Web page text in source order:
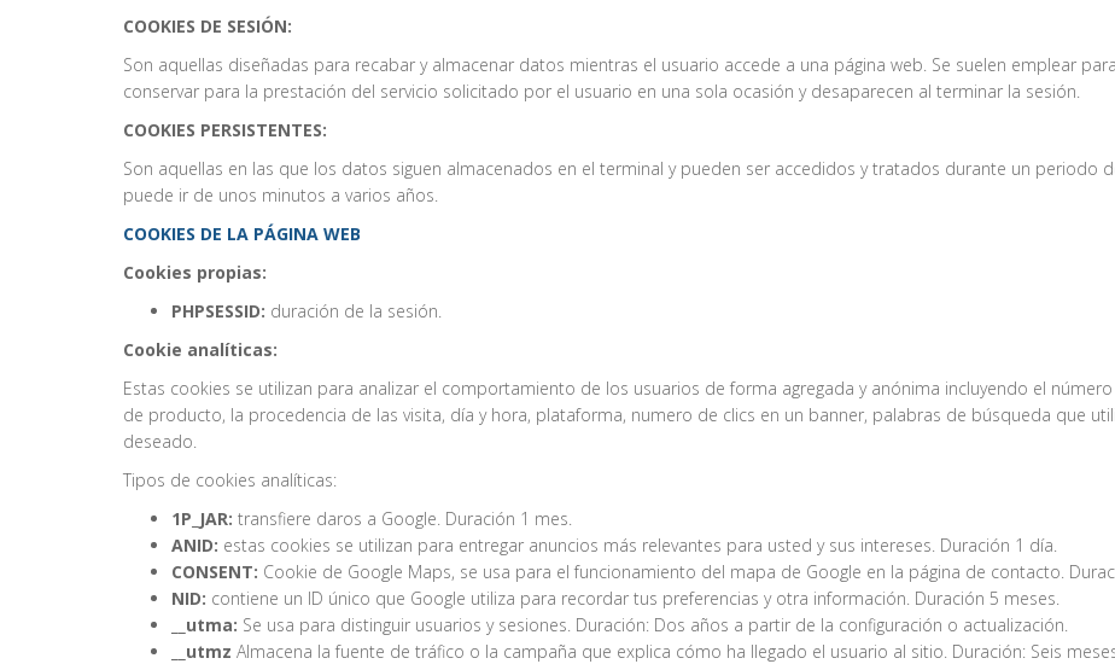
COOKIES DE SESIÓN:
Son aquellas diseñadas para recabar y almacenar datos mientras el usuario accede a una página web. Se suelen emplear
conservar para la prestación del servicio solicitado por el usuario en una sola ocasión y desaparecen al terminar la sesión.
COOKIES PERSISTENTES:
Son aquellas en las que los datos siguen almacenados en el terminal y pueden ser accedidos y tratados durante un periodo
puede ir de unos minutos a varios años.
COOKIES DE LA PÁGINA WEB
Cookies propias:
PHPSESSID: duración de la sesión.
Cookie analíticas:
Estas cookies se utilizan para analizar el comportamiento de los usuarios de forma agregada y anónima incluyendo el
de producto, la procedencia de las visita, día y hora, plataforma, numero de clics en un banner, palabras de búsqueda que
deseado.
Tipos de cookies analíticas:
1P_JAR: transfiere daros a Google. Duración 1 mes.
ANID: estas cookies se utilizan para entregar anuncios más relevantes para usted y sus intereses. Duración 1 día.
CONSENT: Cookie de Google Maps, se usa para el funcionamiento del mapa de Google en la página de contacto.
NID: contiene un ID único que Google utiliza para recordar tus preferencias y otra información. Duración 5 meses.
__utma: Se usa para distinguir usuarios y sesiones. Duración: Dos años a partir de la configuración o actualización.
__utmz Almacena la fuente de tráfico o la campaña que explica cómo ha llegado el usuario al sitio. Duración: Seis